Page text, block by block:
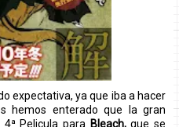
expectativa, ya que iba a hacer
hemos enterado que la gran
Pelicula para Bleach,que se